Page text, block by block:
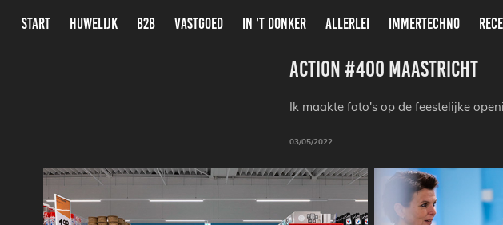
START HUWELIJK B2B VASTGOED IN 'T DONKER ALLERLEI IMMERTECHNO
Action #400 Maastricht
Ik maakte foto's op de feestelijke
03/05/2022